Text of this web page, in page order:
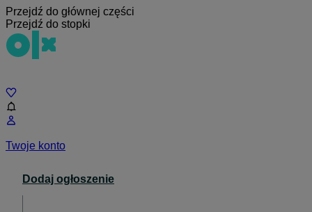
Przejdź do głównej części
Przejdź do stopki
Twoje konto
Dodaj ogłoszenie